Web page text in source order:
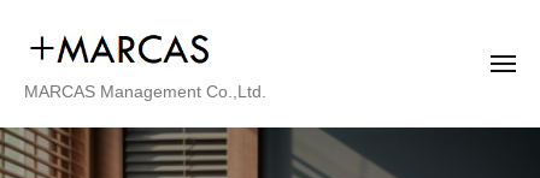
ツ
株
式
会
MARCAS Management Co.,Ltd.
メ
会
社
ー
カ